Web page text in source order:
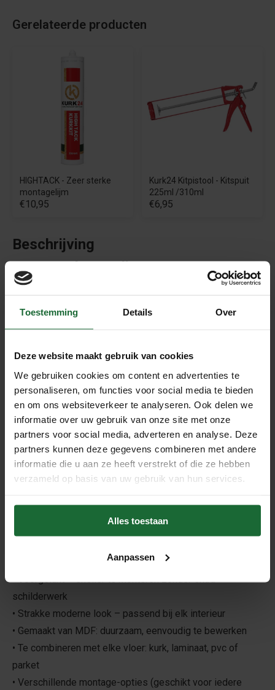
Toestemming Details Over
Deze website maakt gebruik van cookies
We gebruiken cookies om content en advertenties te
personaliseren, om functies voor social media te bieden
en om ons websiteverkeer te analyseren. Ook delen we
informatie over uw gebruik van onze site met onze
partners voor social media, adverteren en analyse. Deze
partners kunnen deze gegevens combineren met andere
informatie die u aan ze heeft verstrekt of die ze hebben
verzameld op basis van uw gebruik van hun services.
Alles toestaan
Aanpassen
Gerelateerde producten
HIGHTACK - Zeer sterke
montagelijm
€10,95
Kurk24 Kitpistool - Kitspuit
225ml /310ml
€6,95
Beschrijving
MDF Moderne Plint – 70×15 mm |
Wit RAL 9010 – 2,4 m
minimalistische stijl . De plint isvoorgelakt in RAL 9010
(zuiver wit)en past moeiteloos bij moderne en klassieke
interieurs. Gemaakt van duurzaam MDF, eenvoudig te
bevestigen en klaar voor afwerking.
Productkenmerken
•Materiaal:MDF – stabiel en vormvast
•Lengte:2400 mm (2,4 meter)
• Hoogte: 70 mm
•Dikte:15 mm
Wit RAL 9010 – voorgelakt (afwerkingsklaar)
•Montage:Te verlijmen, schroeven of pluggen
• Voorgelakt – sneller te monteren zonder extra
schilderwerk
• Strakke moderne look – passend bij elk interieur
• Gemaakt van MDF: duurzaam, eenvoudig te bewerken
• Te combineren met elke vloer: kurk, laminaat, pvc of
parket
• Verschillende montage-opties (geschikt voor iedere